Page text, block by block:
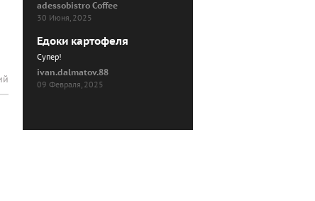
adessobistro Coffee
30 Июня, 2025
Едоки картофеля
Cупер!
ivan.dalmatov.88
09 Февраля, 2025